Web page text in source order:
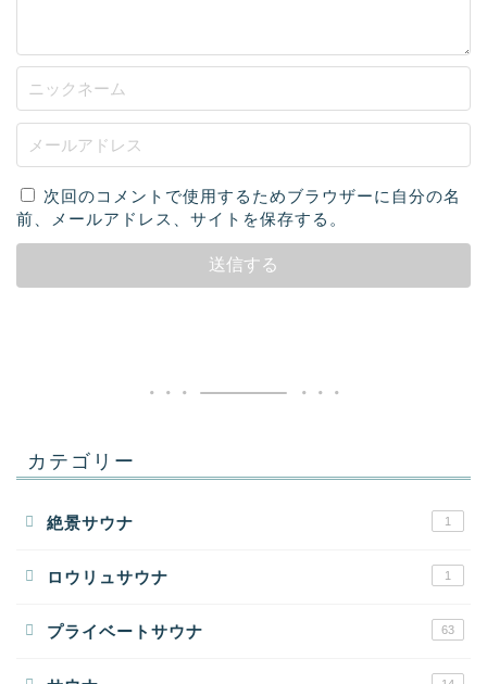
次回のコメントで使用するためブラウザーに自分の名
前、メールアドレス、サイトを保存する。
カテゴリー
絶景サウナ 1
ロウリュサウナ 1
プライベートサウナ 63